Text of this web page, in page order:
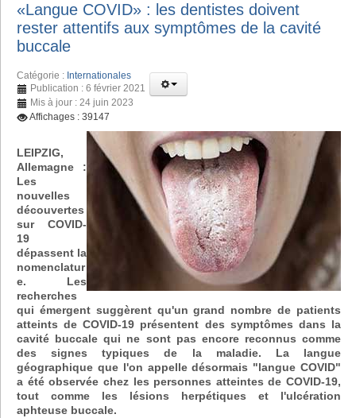
«Langue COVID» : les dentistes doivent
rester attentifs aux symptômes de la cavité
buccale
Catégorie : Internationales
Publication : 6 février 2021
Mis à jour : 24 juin 2023
Affichages : 39147
LEIPZIG,
Allemagne :
Les
nouvelles
découvertes
sur COVID-
19
dépassent la
nomenclatur
e. Les
recherches
qui émergent suggèrent qu'un grand nombre de patients
atteints de COVID-19 présentent des symptômes dans la
cavité buccale qui ne sont pas encore reconnus comme
des signes typiques de la maladie. La langue
géographique que l'on appelle désormais "langue COVID"
a été observée chez les personnes atteintes de COVID-19,
tout comme les lésions herpétiques et l'ulcération
aphteuse buccale.